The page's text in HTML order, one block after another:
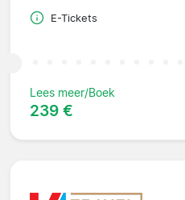
E-Tickets
Lees meer/Boek
239 €